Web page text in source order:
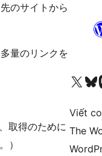
のサイトから
量のリンクを
取得のために
）
Truy cập tài khoản X (trước đây là Twitter) của chúng tôiVisit
Viết
The